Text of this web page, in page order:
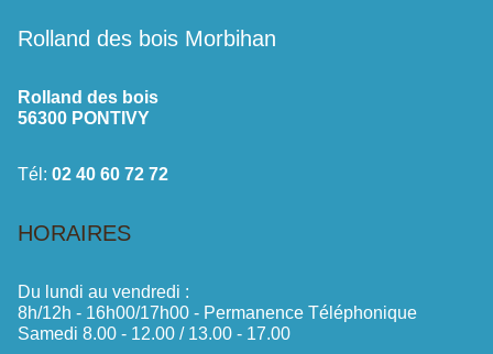
Rolland des bois Morbihan
Rolland des bois
56300 PONTIVY
Tél: 02 40 60 72 72
HORAIRES
Du lundi au vendredi :
8h/12h - 16h00/17h00 - Permanence Téléphonique
Samedi 8.00 - 12.00 / 13.00 - 17.00